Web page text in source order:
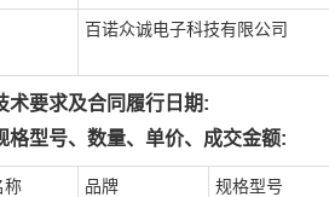
百诺众诚电子科技有限公司
术要求及合同履行日期:
格型号、数量、单价、成交金额:
称 品牌 规格型号